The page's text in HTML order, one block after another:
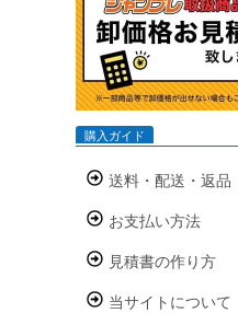
購入ガイド
送料・配送・返品
お支払い方法
見積書の作り方
当サイトについて